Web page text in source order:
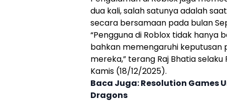
dua kali, salah satunya adalah
secara bersamaan pada bulan
“Pengguna di Roblox tidak hanya
bahkan memengaruhi
mereka,” terang Raj Bhatia selaku
Kamis (18/12/2025).
Baca Juga:Resolution Games
Dragons